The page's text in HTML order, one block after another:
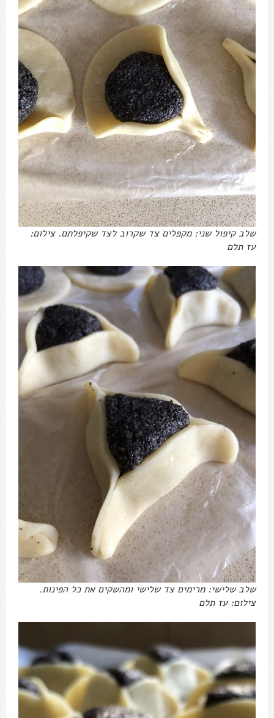
שלב קיפול שני: מקפלים צד שקרוב לצד שקיפלתם. צילום:
עז תלם
שלב שלישי: מרימים צד שלישי ומהשקים את כל הפינות.
צילום: עז תלם